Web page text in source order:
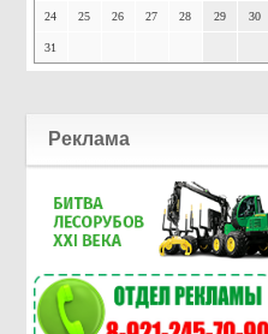
24 25 26 27 28 29 30
31
Реклама